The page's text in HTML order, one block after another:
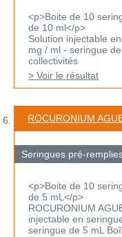
<p>Boite de 10
de 10 ml</p>
Solution injectable
mg / ml - seringue
collectivités
> Voir le résultat
ROCURONIUM
Seringues pré-
<p>Boite de 10
de 5 mL</p>
ROCURONIUM
injectable en
seringue de 5 mL